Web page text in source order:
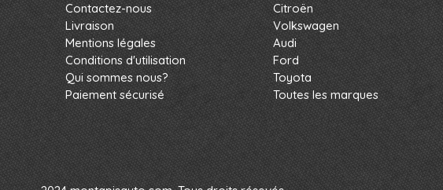
Contactez-nous
Livraison
Mentions légales
Conditions d'utilisation
Qui sommes nous?
Paiement sécurisé
Citroën
Volkswagen
Audi
Ford
Toyota
Toutes les marques